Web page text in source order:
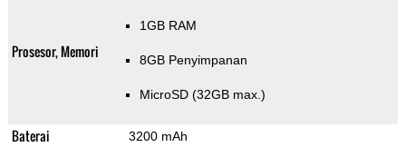
Prosesor, Memori
1GB RAM
8GB Penyimpanan
MicroSD (32GB max.)
Baterai 3200 mAh